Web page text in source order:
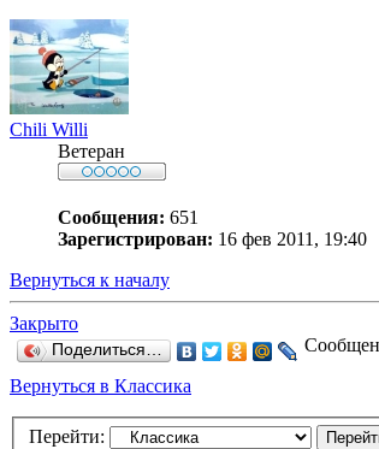
Chili Willi
Ветеран
Сообщения: 651
Зарегистрирован: 16 фев 2011, 19:40
Вернуться к началу
Закрыто
Поделиться…
Вернуться в Классика
Перейти: